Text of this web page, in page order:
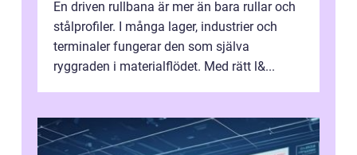
En driven rullbana är mer än bara rullar och
stålprofiler. I många lager, industrier och
terminaler fungerar den som själva
ryggraden i materialflödet. Med rätt l&...